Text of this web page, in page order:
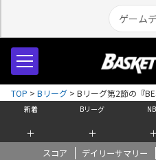
新着
＋
Bリーグ
＋
スコア デイリーサマリー
TOP > Bリーグ > Bリーグ第2節の『
ープレーを紹介